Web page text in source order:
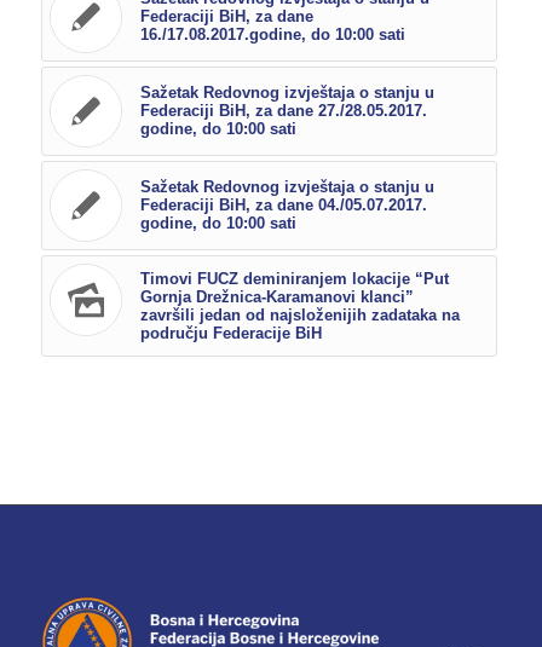
Federaciji BiH, za dane
16./17.08.2017.godine, do 10:00 sati
Sažetak Redovnog izvještaja o stanju u
Federaciji BiH, za dane 27./28.05.2017.
godine, do 10:00 sati
Sažetak Redovnog izvještaja o stanju u
Federaciji BiH, za dane 04./05.07.2017.
godine, do 10:00 sati
Timovi FUCZ deminiranjem lokacije “Put
Gornja Drežnica-Karamanovi klanci”
završili jedan od najsloženijih zadataka na
području Federacije BiH